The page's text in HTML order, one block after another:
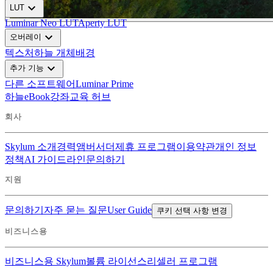
LUT expand_more
Luminar Neo LUTAperty LUT
오버레이 expand_more
텍스처하늘 개체 배경
추가 기능 expand_more
다른 소프트웨어Luminar Prime
하늘eBook강좌교육 허브
회사
Skylum 소개 경력앰버서더제휴 프로그램이용약관개인 정보
정책AI 가이드라인문의하기
지원
문의하기 자주 묻는 질문User Guide 쿠키 선택 사항 변경
비즈니스용
비즈니스용 Skylum볼륨 라이선스리셀러 프로그램